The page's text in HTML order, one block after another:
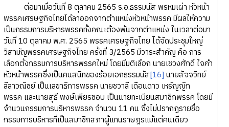
ต่อมาเมื่อวันที่ 8 ตุลาคม 2565 ร.อ.ธรรมนัส พรหมเผ่า หัวหน้า
พรรคเศรษฐกิจไทยได้ลาออกจากตำแหน่งหัวหน้าพรรค มีผลให้ความ
เป็นกรรมการบริหารพรรคทั้งคณะต้องพ้นจากตำแหน่ง ในเวลาต่อมา
วันที่ 10 ตุลาคม พ.ศ. 2565 พรรคเศรษฐกิจไทย ได้จัดประชุมใหญ่
วิสามัญพรรคเศรษฐกิจไทย ครั้งที่ 3/2565 มีวาระสำคัญ คือ การ
เลือกตั้งกรรมการบริหารพรรคใหม่ โดยมีมติเลือก นายเชวงศักดิ์ ใจคำ
หัวหน้าพรรคซึ่งเป็นคนสนิทของร้อยเอกธรรมนัส[16] นายสัจจวิทย์
ลีลาวณิชย์ เป็นเลขาธิการพรรค นายชวาลี เดือนดาว เหรัญญิก
พรรค และนายสุธี พงษ์เพียรชอบ เป็นนายทะเบียนสมาชิกพรรค โดยมี
จำนวนกรรมการบริหารพรรค จำนวน 11 คน ซึ่งไม่ปรากฏรายชื่อ
กรรมการบริหารที่เป็นสมาชิกสภาผู้แทนราษฎรแม้แต่คนเดียว